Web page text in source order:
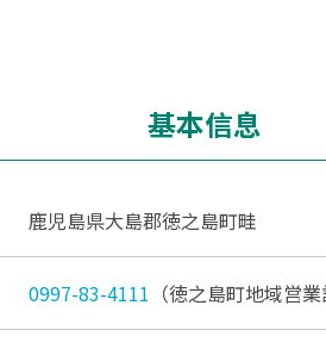
基本信息
鹿児島県大島郡徳之島町畦
0997-83-4111 （徳之島町地域営業